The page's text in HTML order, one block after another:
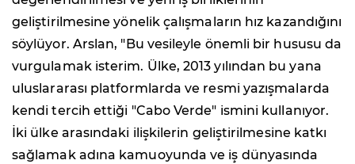
geliştirilmesine yönelik çalışmaların hız kazandığını
söylüyor. Arslan, "Bu vesileyle önemli bir hususu da
vurgulamak isterim. Ülke, 2013 yılından bu yana
uluslararası platformlarda ve resmi yazışmalarda
kendi tercih ettiği "Cabo Verde" ismini kullanıyor.
İki ülke arasındaki ilişkilerin geliştirilmesine katkı
sağlamak adına kamuoyunda ve iş dünyasında